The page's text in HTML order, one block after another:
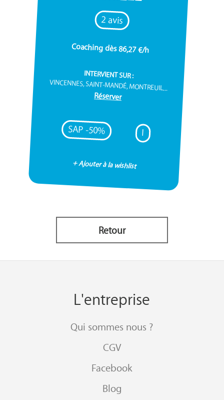
2 avis
Coaching dès 86,27 €/h
INTERVIENT SUR :
VINCENNES, SAINT-MANDÉ, MONTREUIL...
Réserver
SAP -50% I
+ Ajouter à la wishlist
Retour
L'entreprise
Qui sommes nous ?
CGV
Facebook
Blog